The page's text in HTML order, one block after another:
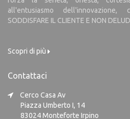
all'entusiasmo
SODDISFARE IL CLIENTE E NON
Scopri di più
Contattaci
Cerco Casa Av
Piazza Umberto I, 14
83024 Monteforte Irpino